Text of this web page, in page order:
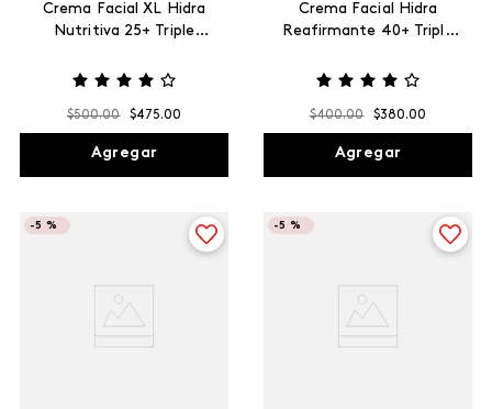
Crema Facial XL Hidra
Nutritiva 25+ Triple
$500.00 $475.00
Agregar
Crema Facial Hidra
Reafirmante 40+ Triple
$400.00 $380.00
Agregar
-5 % -5 %